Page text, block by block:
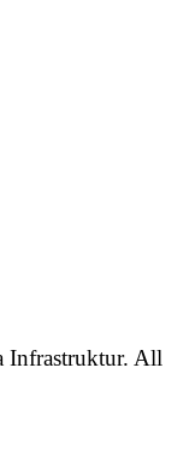
Infrastruktur. All